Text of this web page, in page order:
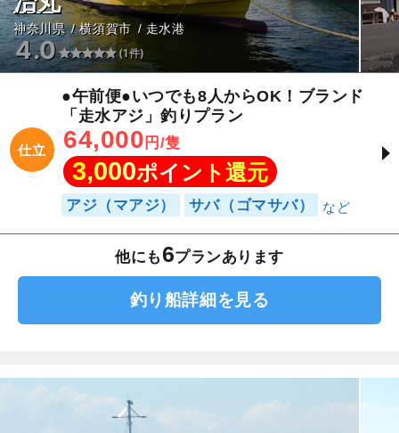
神奈川県 横須賀市 走水港
4.0 (1件)
仕立
●午前便●いつでも8人からOK！ブランド
「走水アジ」釣りプラン
64,000 円/隻
3,000ポイント還元
アジ（マアジ） サバ（ゴマサバ）
他にも 6プランあります
釣り船詳細を見る